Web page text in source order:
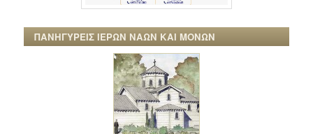
ΠΑΝΗΓΥΡΕΙΣ ΙΕΡΩΝ ΝΑΩΝ ΚΑΙ ΜΟΝΩΝ